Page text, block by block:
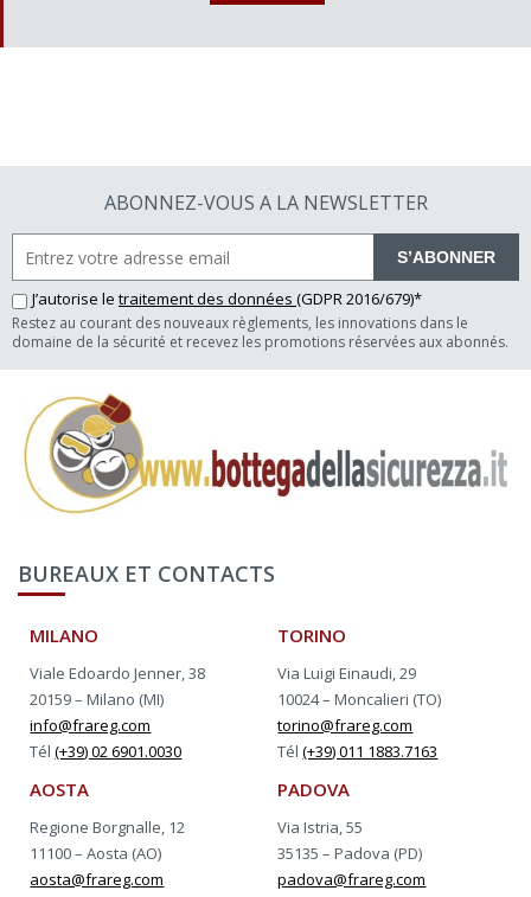
ABONNEZ-VOUS A LA NEWSLETTER
S’ABONNER
J’autorise le traitement des données (GDPR 2016/679)*
Restez au courant des nouveaux règlements, les innovations dans le
domaine de la sécurité et recevez les promotions réservées aux abonnés.
BUREAUX ET CONTACTS
MILANO
Viale Edoardo Jenner, 38
20159 – Milano (MI)
info@frareg.com
Tél(+39) 02 6901.0030
TORINO
Via Luigi Einaudi, 29
10024 – Moncalieri (TO)
torino@frareg.com
Tél(+39) 011 1883.7163
AOSTA
Regione Borgnalle, 12
11100 – Aosta (AO)
aosta@frareg.com
PADOVA
Via Istria, 55
35135 – Padova (PD)
padova@frareg.com